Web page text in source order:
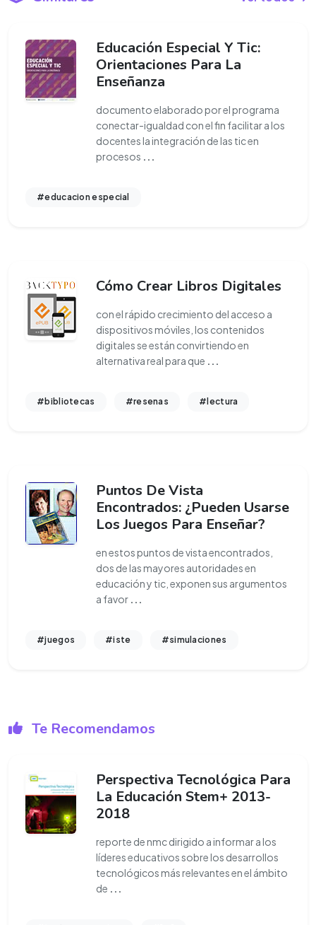
Educación Especial Y Tic:
Orientaciones Para La
Enseñanza
documento elaborado por el programa
conectar-igualdad con el fin facilitar a los
docentes la integración de las tic en
procesos ...
#educacion especial
Cómo Crear Libros Digitales
con el rápido crecimiento del acceso a
dispositivos móviles, los contenidos
digitales se están convirtiendo en
alternativa real para que ...
#bibliotecas #resenas #lectura
Puntos De Vista
Encontrados: ¿Pueden Usarse
Los Juegos Para Enseñar?
en estos puntos de vista encontrados,
dos de las mayores autoridades en
educación y tic, exponen sus argumentos
a favor ...
#juegos #iste #simulaciones
Te Recomendamos
Perspectiva Tecnológica Para
La Educación Stem+ 2013-
2018
reporte de nmc dirigido a informar a los
líderes educativos sobre los desarrollos
tecnológicos más relevantes en el ámbito
de ...